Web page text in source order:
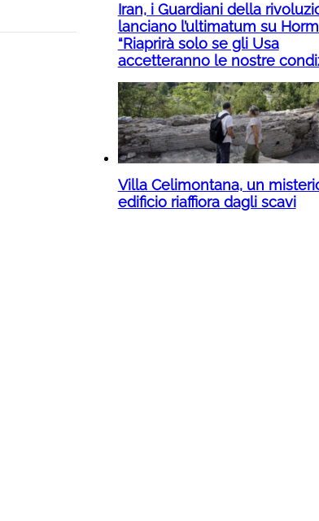
Iran, i Guardiani della
lanciano l’ultimatum su
“Riaprirà solo se gli Usa
accetteranno le nostre
Villa Celimontana, un
edificio riaffiora dagli scavi